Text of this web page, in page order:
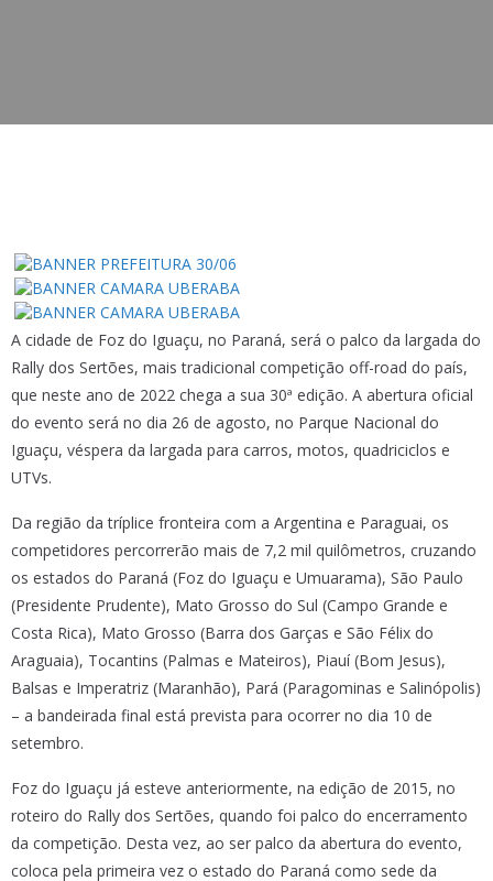
A cidade de Foz do Iguaçu, no Paraná, será o palco da largada do
Rally dos Sertões, mais tradicional competição off-road do país,
que neste ano de 2022 chega a sua 30ª edição. A abertura oficial
do evento será no dia 26 de agosto, no Parque Nacional do
Iguaçu, véspera da largada para carros, motos, quadriciclos e
UTVs.
Da região da tríplice fronteira com a Argentina e Paraguai, os
competidores percorrerão mais de 7,2 mil quilômetros, cruzando
os estados do Paraná (Foz do Iguaçu e Umuarama), São Paulo
(Presidente Prudente), Mato Grosso do Sul (Campo Grande e
Costa Rica), Mato Grosso (Barra dos Garças e São Félix do
Araguaia), Tocantins (Palmas e Mateiros), Piauí (Bom Jesus),
Balsas e Imperatriz (Maranhão), Pará (Paragominas e Salinópolis)
– a bandeirada final está prevista para ocorrer no dia 10 de
setembro.
Foz do Iguaçu já esteve anteriormente, na edição de 2015, no
roteiro do Rally dos Sertões, quando foi palco do encerramento
da competição. Desta vez, ao ser palco da abertura do evento,
coloca pela primeira vez o estado do Paraná como sede da